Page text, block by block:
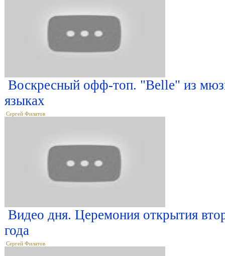
Воскресный офф-топ. "Belle" из
языках
Сергей Филатов
Видео дня. Церемония открытия
года
Сергей Филатов